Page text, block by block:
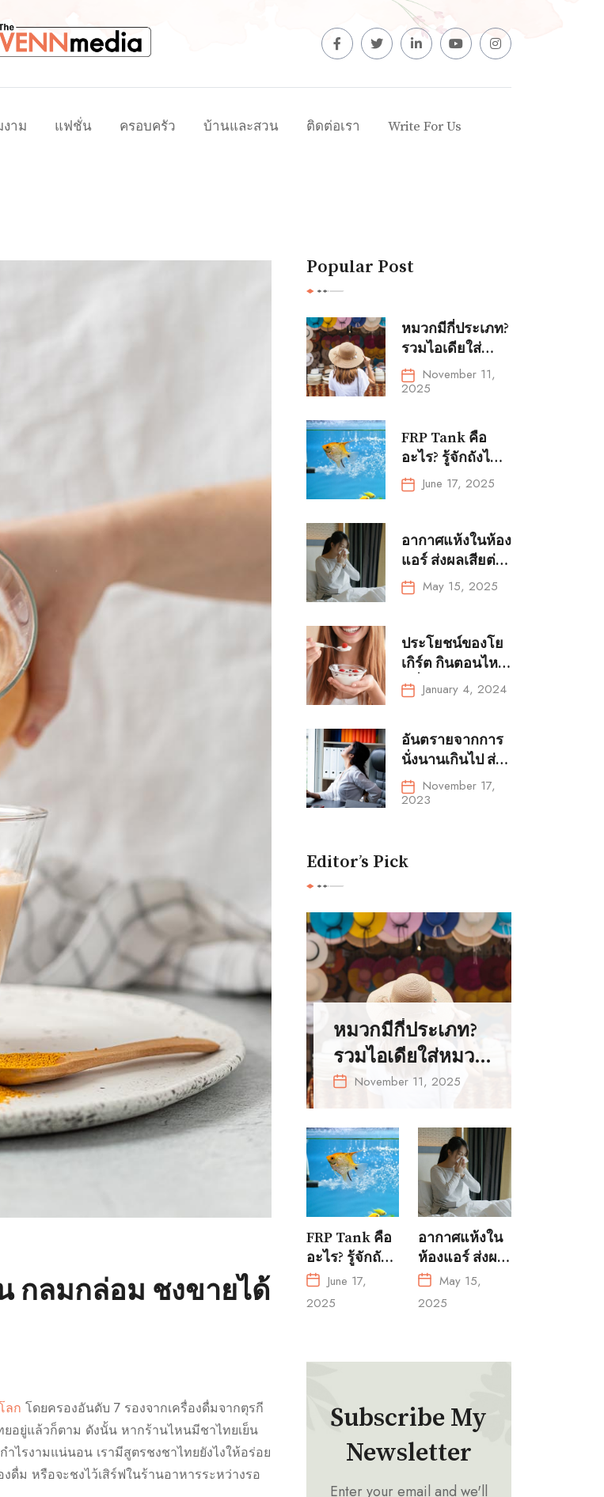
าม แฟชั่น ครอบครัว บ้านและสวน ติดต่อเรา Write For Us
กลมกล่อม ชงขายได้
ลก โดยครองอันดับ 7 รองจากเครื่องดื่มจากตุรกี
อยู่แล้วก็ตาม ดังนั้น หากร้านไหนมีชาไทยเย็น
ไรงามแน่นอน เรามีสูตรชงชาไทยยังไงให้อร่อย
ม หรือจะชงไว้เสิร์ฟในร้านอาหารระหว่างรอ
Popular Post
หมวกมีกี่ประเภท?
รวมไอเดียใส่
หมวกให้เข้ากับ
การแต่งตัวทุกลุค
November 11,
2025
FRP Tank คือ
อะไร? รู้จักถังไฟ
เบอร์กลาสสำหรับ
การเพาะเลี้ยงสัตว์
June 17, 2025
อากาศแห้งในห้อง
แอร์ ส่งผลเสียต่อ
สุขภาพได้โดย
ไม่รู้ตัว!
May 15, 2025
ประโยชน์ของโย
เกิร์ต กินตอนไหน
ดีที่สุด และคน
ป่วยกินโยเกิร์ตได้
January 4, 2024
อันตรายจากการ
นั่งนานเกินไป ส่ง
ผลเสียต่อสุขภาพ
ด้านใดบ้าง
November 17,
2023
Editor’s Pick
หมวกมีกี่ประเภท?
รวมไอเดียใส่หมวก
ให้เข้ากับการแต่ง
November 11, 2025
FRP Tank คือ
อะไร? รู้จักถัง
ไฟเบอร์กลาส
สำหรับการ
June 17,
2025
อากาศแห้งใน
ห้องแอร์ ส่งผล
เสียต่อสุขภาพ
ได้โดยไม่รู้ตัว!
May 15,
2025
Subscribe My
Newsletter
Enter your email and we'll